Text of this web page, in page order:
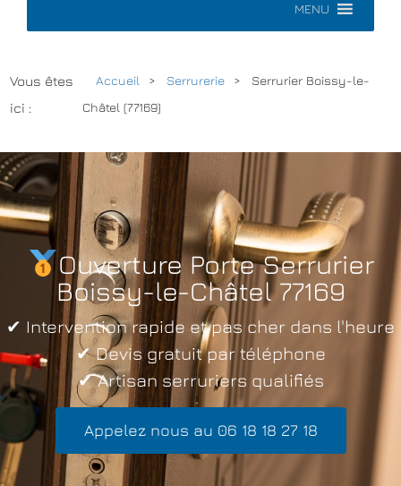
MENU
Vous êtes
ici :
Accueil Serrurerie
Serrurier Boissy-le-
Châtel (77169)
Ouverture Porte Serrurier
Boissy-le-Châtel 77169
✔ Intervention rapide et pas cher dans l'heure
✔ Devis gratuit par téléphone
✔ Artisan serruriers qualifiés
Appelez nous au 06 18 18 27 18